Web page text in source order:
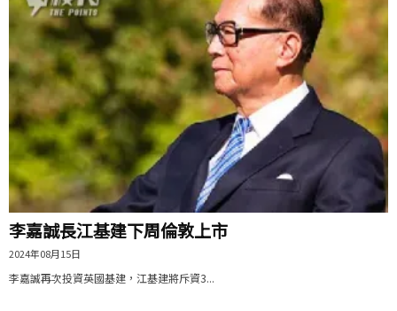
李嘉誠長江基建下周倫敦上市
2024年08月15日
李嘉誠再次投資英國基建，江基建將斥資3...